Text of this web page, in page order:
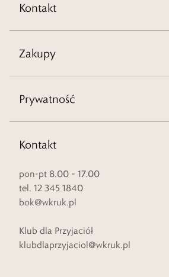
Kontakt
Zakupy
Prywatność
Kontakt
pon-pt 8.00 – 17.00
tel. 12 345 1840
bok@wkruk.pl
Klub dla Przyjaciół
klubdlaprzyjaciol@wkruk.pl